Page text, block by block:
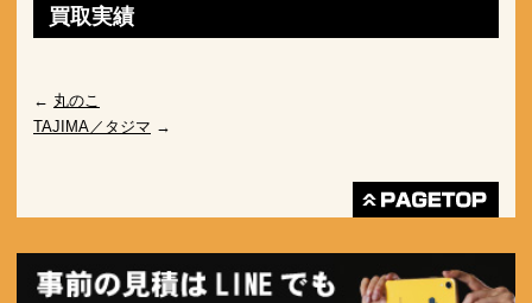
買取実績
← 丸のこ
TAJIMA／タジマ →